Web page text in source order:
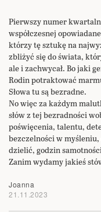
Pierwszy numer
współczesnej
którzy tę sztukę na
zbliżyć się do świata,
ale i zachwycał. Bo jaki
Rodin potraktować
Słowa tu są bezradne.
No więc za każdym
słów z tej bezradności
poświęcenia, talentu,
bezczelności w
dzielić, godzin
Zanim wydamy jakieś
Joanna
21.11.2023